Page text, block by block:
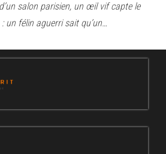
salon parisien, un œil vif capte le
un félin aguerri sait qu’un…